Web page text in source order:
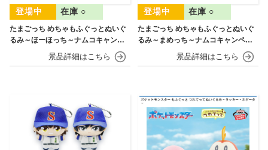
たまごっち めちゃもふぐっとぬいぐ
るみ～ほーほっち～ナムコキャンペ
在庫 ○
たまごっち めちゃもふぐっとぬいぐ
るみ～まめっち～ナムコキャンペー
在庫 ○